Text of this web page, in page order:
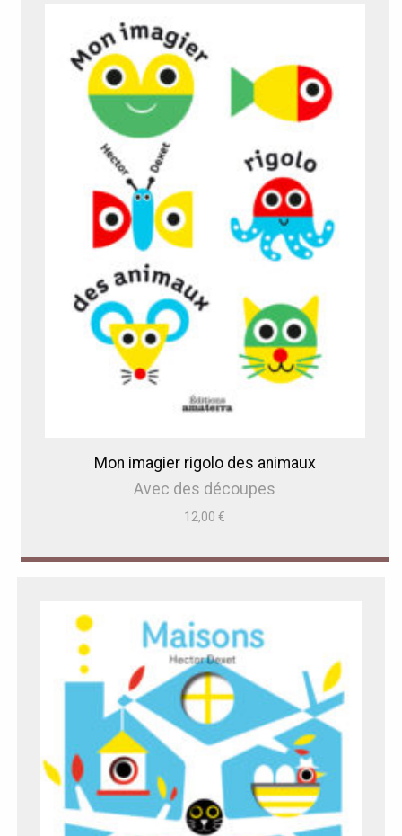
Mon imagier rigolo des animaux
Avec des découpes
12,00€